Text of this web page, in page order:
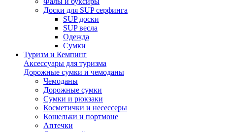
Доски для SUP серфинга
SUP доски
SUP весла
Одежда
Сумки
Туризм и Кемпинг
Аксессуары для туризма
Дорожные сумки и чемоданы
Чемоданы
Дорожные сумки
Сумки и рюкзаки
Косметички и несессеры
Кошельки и портмоне
Аптечки